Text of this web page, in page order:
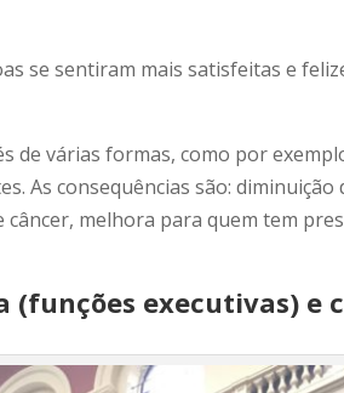
se sentiram mais satisfeitas e
de várias formas, como por
As consequências são: diminuição
câncer, melhora para quem tem
executivas) e